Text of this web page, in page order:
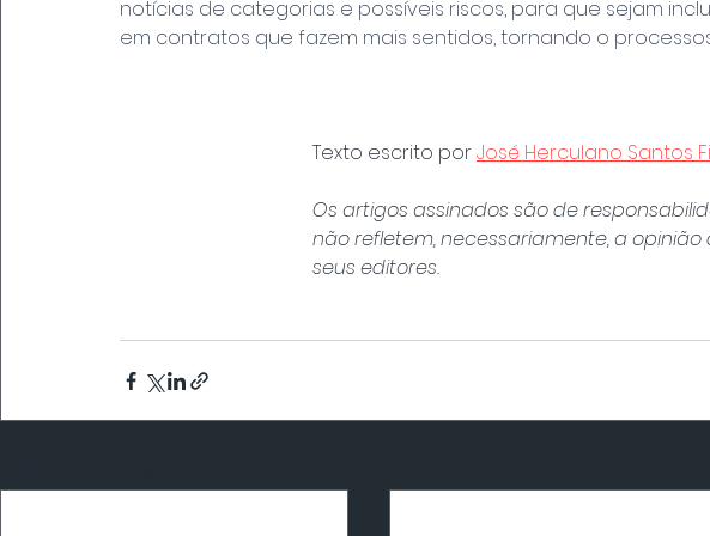
notícias de categorias e possíveis riscos, para que sejam
em contratos que fazem mais sentidos, tornando o
Texto escrito por José Herculano Santos
Os artigos assinados são de
não refletem, necessariamente, a
seus editores.